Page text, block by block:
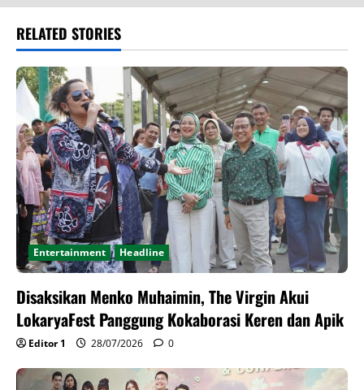
RELATED STORIES
Entertainment Headline
Disaksikan Menko Muhaimin, The Virgin Akui
LokaryaFest Panggung Kokaborasi Keren dan Apik
Editor 1 28/07/2026 0